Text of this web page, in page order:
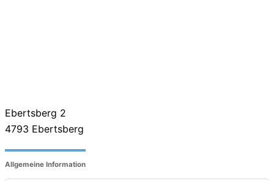
Ebertsberg 2
4793 Ebertsberg
Allgemeine Information